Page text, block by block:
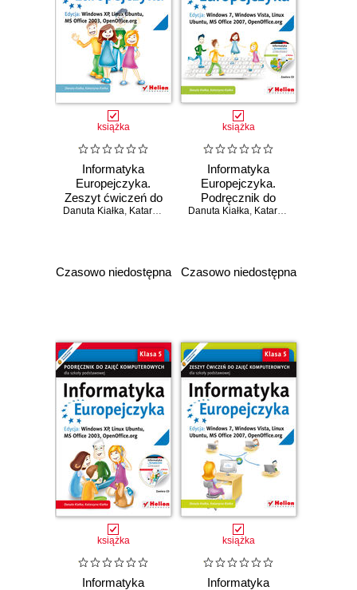
książka
Informatyka
Europejczyka.
Zeszyt ćwiczeń do
zajęć
Edycja: Windows
XP, Linux Ubuntu,
Danuta Kiałka, Katarzyna Kiałka
Czasowo niedostępna
książka
Informatyka
Europejczyka.
Podręcznik do
zajęć
Edycja: Windows
7, Windows Vista,
(Wydanie II)
Danuta Kiałka, Katarzyna Kiałka
Czasowo niedostępna
książka
Informatyka
książka
Informatyka